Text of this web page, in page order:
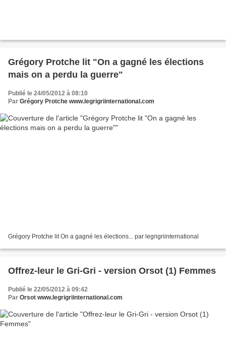
Grégory Protche lit "On a gagné les élections
mais on a perdu la guerre"
Publié le 24/05/2012 à 08:10
Par Grégory Protche www.legrigriinternational.com
Grégory Protche lit On a gagné les élections... par legrigriinternational
Offrez-leur le Gri-Gri - version Orsot (1) Femmes
Publié le 22/05/2012 à 09:42
Par Orsot www.legrigriinternational.com